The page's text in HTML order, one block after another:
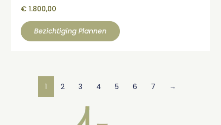
€ 1.800,00
Bezichtiging Plannen
1 2 3 4 5 6 7 →